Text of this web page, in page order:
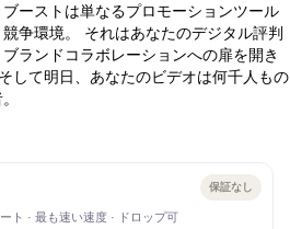
ーストは単なるプロモーションツール
争環境。 それはあなたのデジタル評判
ランドコラボレーションへの扉を開き
して明日、あなたのビデオは何千人もの
保証なし
ト · 最も速い速度 · ドロップ可